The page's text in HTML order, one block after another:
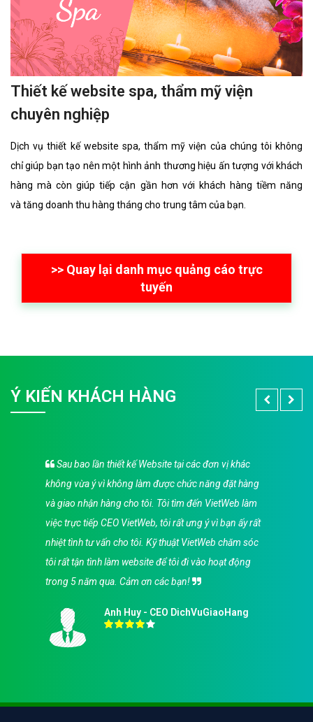
Thiết kế website spa, thẩm mỹ viện
chuyên nghiệp
Dịch vụ thiết kế website spa, thẩm mỹ viện của chúng tôi không
chỉ giúp bạn tạo nên một hình ảnh thương hiệu ấn tượng với khách
hàng mà còn giúp tiếp cận gần hơn với khách hàng tiềm năng
và tăng doanh thu hàng tháng cho trung tâm của bạn.
>> Quay lại danh mục quảng cáo trực
tuyến
Ý KIẾN KHÁCH HÀNG
Sau bao lần thiết kế Website tại các đơn vị khác
không vừa ý vì không làm được chức năng đặt hàng
và giao nhận hàng cho tôi. Tôi tìm đến VietWeb làm
việc trực tiếp CEO VietWeb, tôi rất ưng ý vì bạn ấy rất
nhiệt tình tư vấn cho tôi. Kỹ thuật VietWeb chăm sóc
tôi rất tận tình làm website để tôi đi vào hoạt động
trong 5 năm qua. Cảm ơn các bạn!
Anh Huy - CEO DichVuGiaoHang